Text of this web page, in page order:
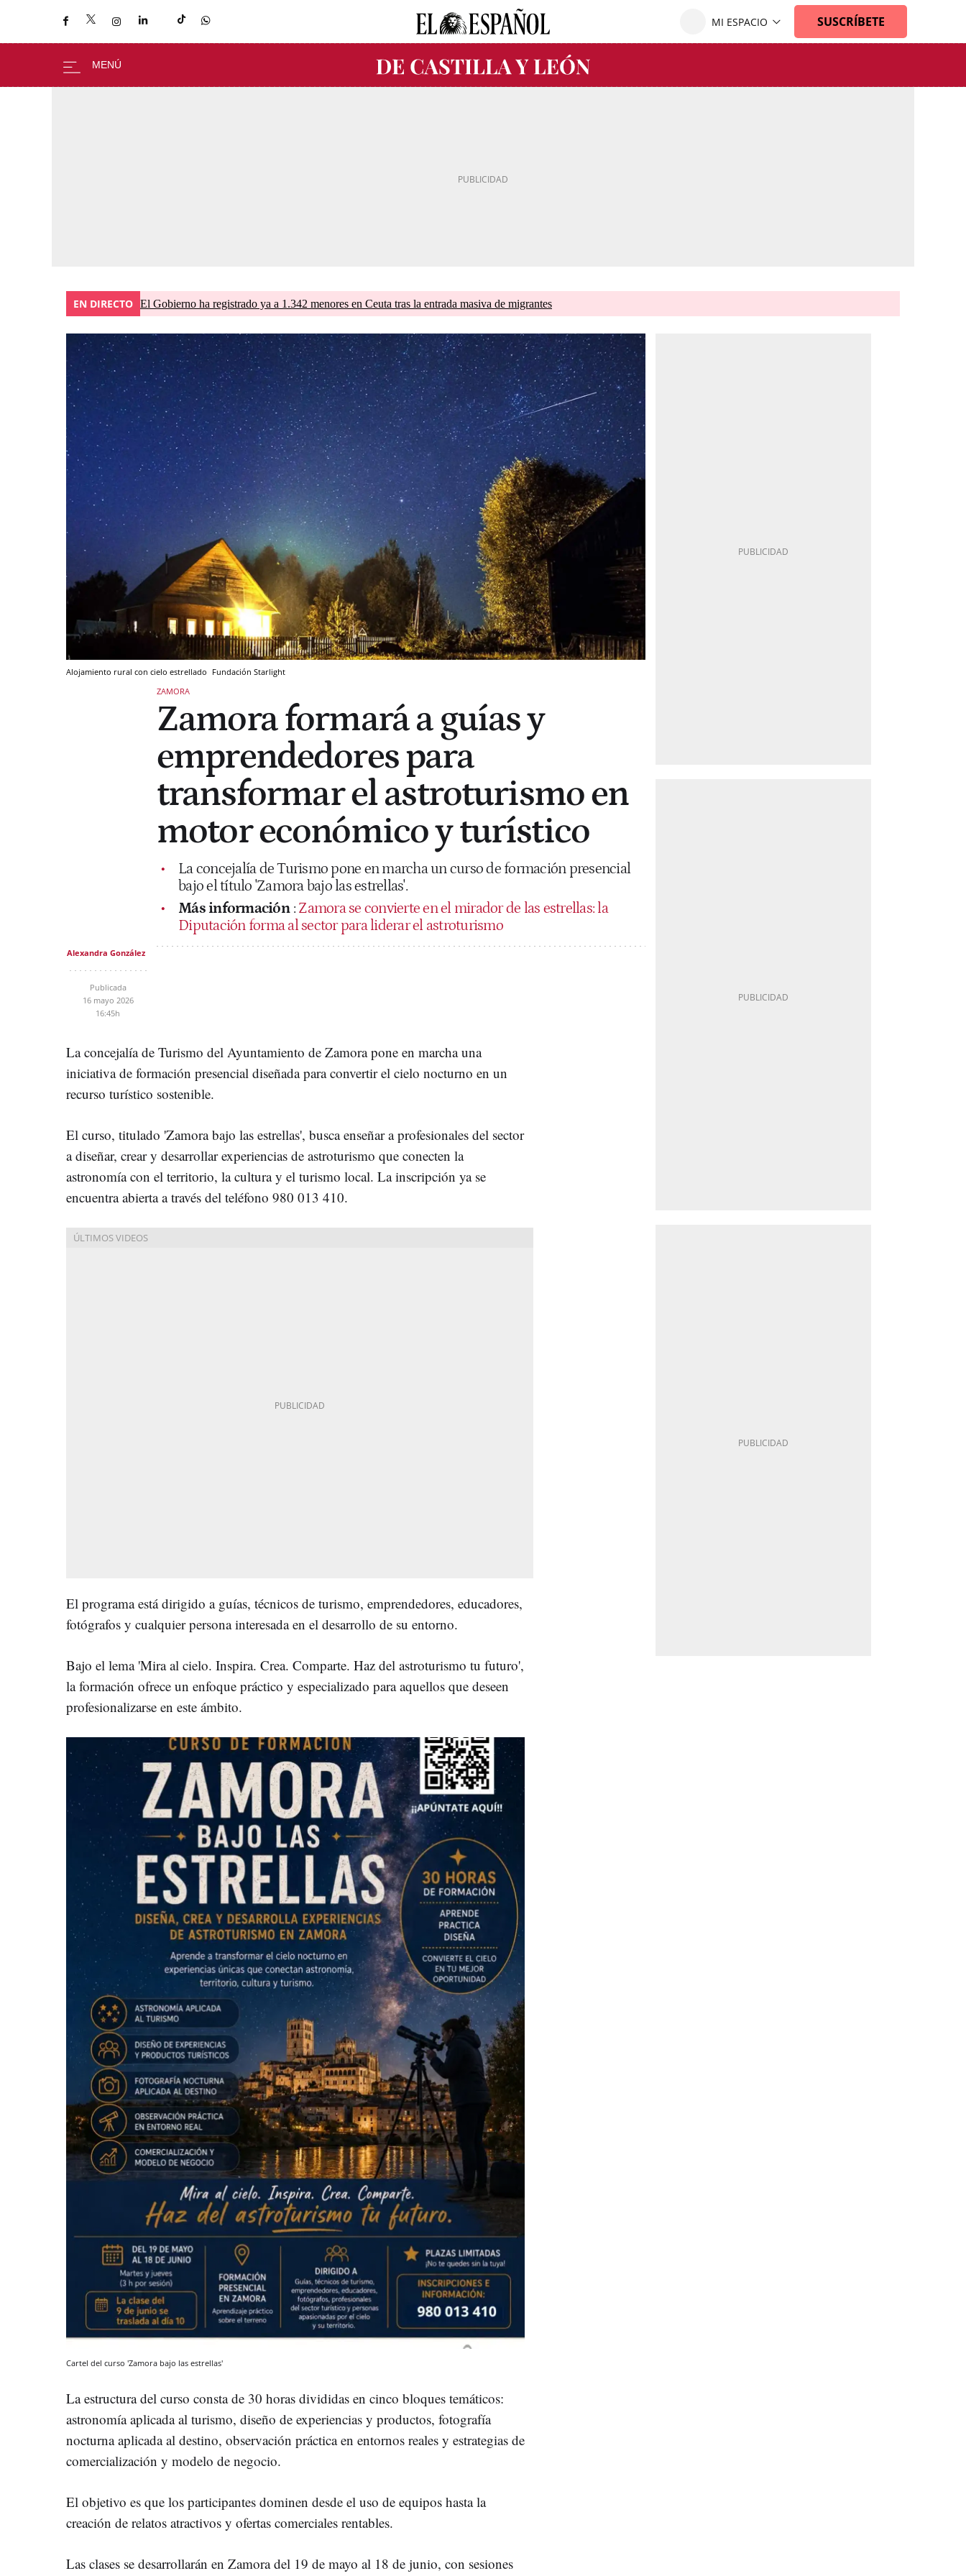
EN DIRECTO El Gobierno ha registrado ya a 1.342 menores en Ceuta tras la entrada masiva de migrantes
Alojamiento rural con cielo estrellado Fundación Starlight
ZAMORA
Zamora formará a guías y
emprendedores para
transformar el astroturismo en
motor económico y turístico
La concejalía de Turismo pone en marcha un curso de formación presencial
bajo el título 'Zamora bajo las estrellas'.
Más información : Zamora se convierte en el mirador de las estrellas: la
Diputación forma al sector para liderar el astroturismo
Alexandra González
Publicada
16 mayo 2026
16:45h
La concejalía de Turismo del Ayuntamiento de Zamora pone en marcha una
iniciativa de formación presencial diseñada para convertir el cielo nocturno en un
recurso turístico sostenible.
El curso, titulado 'Zamora bajo las estrellas', busca enseñar a profesionales del sector
a diseñar, crear y desarrollar experiencias de astroturismo que conecten la
astronomía con el territorio, la cultura y el turismo local. La inscripción ya se
encuentra abierta a través del teléfono 980 013 410.
El programa está dirigido a guías, técnicos de turismo, emprendedores, educadores,
fotógrafos y cualquier persona interesada en el desarrollo de su entorno.
Bajo el lema 'Mira al cielo. Inspira. Crea. Comparte. Haz del astroturismo tu futuro',
la formación ofrece un enfoque práctico y especializado para aquellos que deseen
profesionalizarse en este ámbito.
Cartel del curso 'Zamora bajo las estrellas'
La estructura del curso consta de 30 horas divididas en cinco bloques temáticos:
astronomía aplicada al turismo, diseño de experiencias y productos, fotografía
nocturna aplicada al destino, observación práctica en entornos reales y estrategias de
comercialización y modelo de negocio.
El objetivo es que los participantes dominen desde el uso de equipos hasta la
creación de relatos atractivos y ofertas comerciales rentables.
Las clases se desarrollarán en Zamora del 19 de mayo al 18 de junio, con sesiones